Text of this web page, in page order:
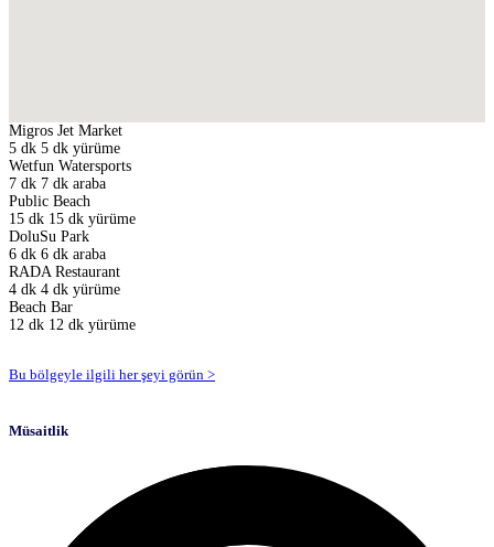
Migros Jet Market
5 dk 5 dk yürüme
Wetfun Watersports
7 dk 7 dk araba
Public Beach
15 dk 15 dk yürüme
DoluSu Park
6 dk 6 dk araba
RADA Restaurant
4 dk 4 dk yürüme
Beach Bar
12 dk 12 dk yürüme
Bu bölgeyle ilgili her şeyi görün >
Müsaitlik